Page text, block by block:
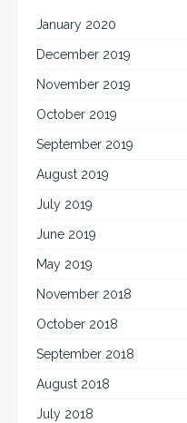
January 2020
December 2019
November 2019
October 2019
September 2019
August 2019
July 2019
June 2019
May 2019
November 2018
October 2018
September 2018
August 2018
July 2018